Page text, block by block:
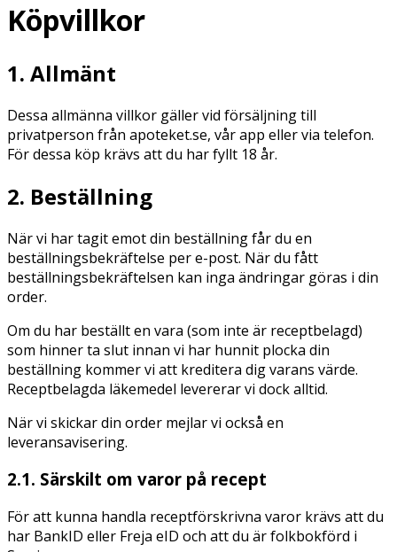
Köpvillkor
1. Allmänt
Dessa allmänna villkor gäller vid försäljning till
privatperson från apoteket.se, vår app eller via telefon.
För dessa köp krävs att du har fyllt 18 år.
2. Beställning
När vi har tagit emot din beställning får du en
beställningsbekräftelse per e-post. När du fått
beställningsbekräftelsen kan inga ändringar göras i din
order.
Om du har beställt en vara (som inte är receptbelagd)
som hinner ta slut innan vi har hunnit plocka din
beställning kommer vi att kreditera dig varans värde.
Receptbelagda läkemedel levererar vi dock alltid.
När vi skickar din order mejlar vi också en
leveransavisering.
2.1. Särskilt om varor på recept
För att kunna handla receptförskrivna varor krävs att du
har BankID eller Freja eID och att du är folkbokförd i